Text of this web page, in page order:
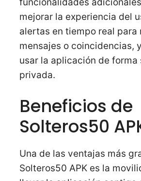
mejorar la experiencia del
alertas en tiempo real para
mensajes o coincidencias,
usar la aplicación de forma
privada.
Beneficios de
Solteros50
Una de las ventajas más
Solteros50 APK es la